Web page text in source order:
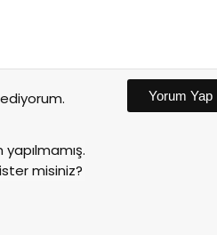
Yorum Yap
misiniz?